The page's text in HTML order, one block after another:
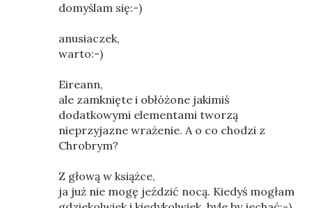
domyślam się:-)
anusiaczek,
warto:-)
Eireann,
ale zamknięte i obłóżone jakimiś
dodatkowymi elementami tworzą
nieprzyjazne wrażenie. A o co chodzi z
Chrobrym?
Z głową w książce,
ja już nie mogę jeździć nocą. Kiedyś mogłam